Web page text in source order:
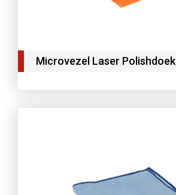
Microvezel Laser Polishdoek